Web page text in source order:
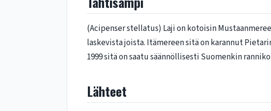
(Acipenser stellatus) Laji on kotoisin
laskevista joista. Itämereen sitä on karannut
1999 sitä on saatu säännöllisesti Suomenkin
Lähteet